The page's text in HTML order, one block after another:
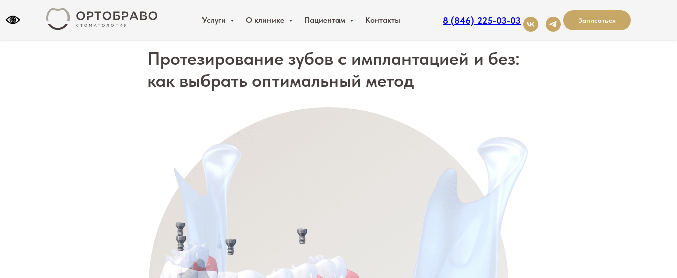
Услуги О клинике Пациентам Контакты 8 (846) 225-03-03 Записаться
Протезирование зубов с имплантацией и без:
как выбрать оптимальный метод